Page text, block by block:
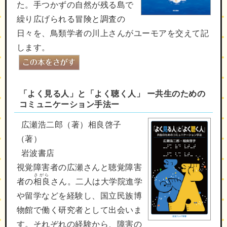
た。手つかずの自然が残る島で
繰り広げられる冒険と調査の
日々を、鳥類学者の川上さんがユーモアを交えて記
します。
「よく見る人」と「よく聴く人」 ー共生のための
コミュニケーション手法ー
広瀬浩二郎（著）相良啓子
（著）
岩波書店
視覚障害者の広瀬さんと聴覚障害
者の相良
さがら
さん。二人は大学院進学
や留学などを経験し、国立民族博
物館で働く研究者として出会いま
す。それぞれの経験から、障害の